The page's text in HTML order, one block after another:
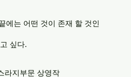
에는 어떤 것이 존재 할 것인
싶다.
라지부문 상영작